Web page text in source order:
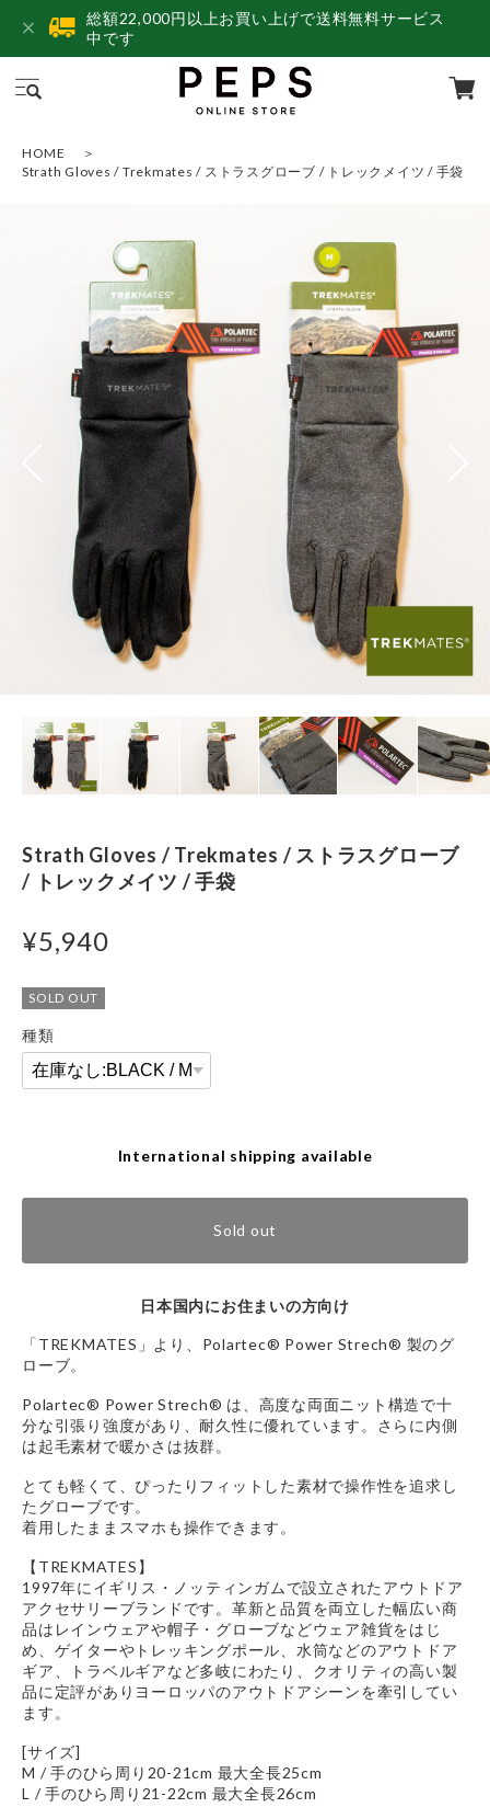
総額22,000円以上お買い上げで送料無料サービス
中です
HOME
Strath Gloves / Trekmates / ストラスグローブ / トレックメイツ / 手袋
Strath Gloves / Trekmates / ストラスグローブ
/ トレックメイツ / 手袋
¥5,940
SOLD OUT
種類
International shipping available
Sold out
日本国内にお住まいの方向け
「TREKMATES」より、Polartec® Power Strech® 製のグ
ローブ。
Polartec® Power Strech® は、高度な両面ニット構造で十
分な引張り強度があり、耐久性に優れています。さらに内側
は起毛素材で暖かさは抜群。
とても軽くて、ぴったりフィットした素材で操作性を追求し
たグローブです。
着用したままスマホも操作できます。
【TREKMATES】
1997年にイギリス・ノッティンガムで設立されたアウトドア
アクセサリーブランドです。革新と品質を両立した幅広い商
品はレインウェアや帽子・グローブなどウェア雑貨をはじ
め、ゲイターやトレッキングポール、水筒などのアウトドア
ギア、トラベルギアなど多岐にわたり、クオリティの高い製
品に定評がありヨーロッパのアウトドアシーンを牽引してい
ます。
[サイズ]
M / 手のひら周り20-21cm 最大全長25cm
L / 手のひら周り21-22cm 最大全長26cm